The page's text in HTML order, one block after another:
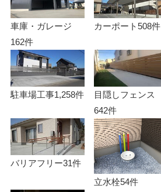
車庫・ガレージ
162件
カーポート508件
駐車場工事1,258件
目隠しフェンス
642件
バリアフリー31件
立水栓54件